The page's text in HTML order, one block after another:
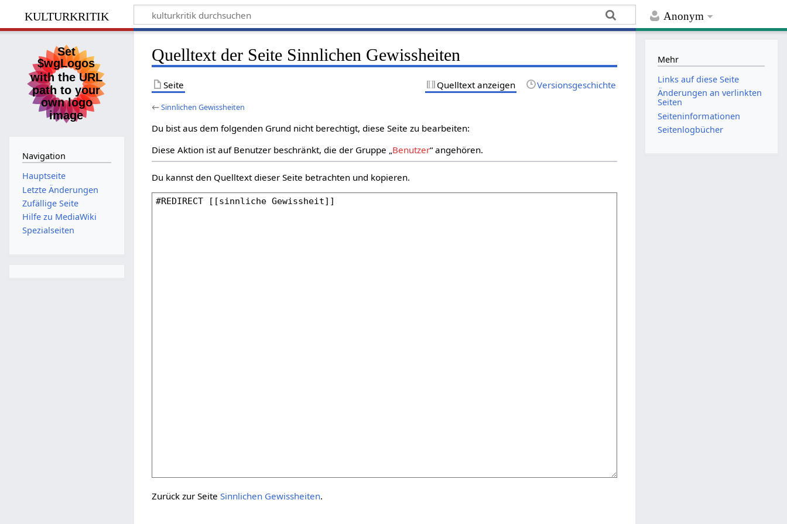
Anonym
kulturkritik
Quelltext der Seite Sinnlichen Gewissheiten
Seite Quelltext anzeigen Versionsgeschichte
←Sinnlichen Gewissheiten
Du bist aus dem folgenden Grund nicht berechtigt, diese Seite zu bearbeiten:
Diese Aktion ist auf Benutzer beschränkt, die der Gruppe „Benutzer“ angehören.
Du kannst den Quelltext dieser Seite betrachten und kopieren.
Zurück zur SeiteSinnlichen Gewissheiten.
Navigation
Hauptseite
Letzte Änderungen
Zufällige Seite
Hilfe zu MediaWiki
Spezialseiten
Mehr
Links auf diese Seite
Änderungen an verlinkten
Seiten
Seiten­­informationen
Seitenlogbücher